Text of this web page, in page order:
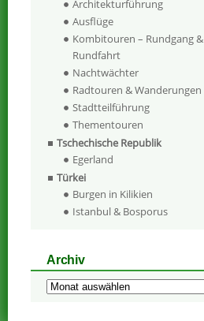
Architekturführung
Ausflüge
Kombitouren – Rundgang &
Rundfahrt
Nachtwächter
Radtouren & Wanderungen
Stadtteilführung
Thementouren
Tschechische Republik
Egerland
Türkei
Burgen in Kilikien
Istanbul & Bosporus
Archiv
Archiv